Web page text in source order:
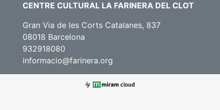
CENTRE CULTURAL LA FARINERA DEL CLOT
Gran Via de les Corts Catalanes, 837
08018 Barcelona
932918080
informacio@farinera.org